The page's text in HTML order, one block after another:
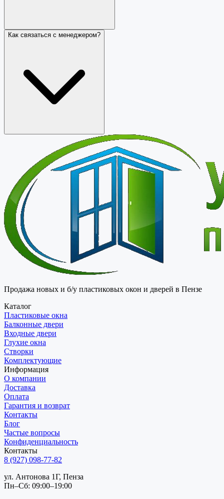
Как связаться с менеджером?
Продажа новых и б/у пластиковых окон и дверей в Пензе
Каталог
Пластиковые окна
Балконные двери
Входные двери
Глухие окна
Створки
Комплектующие
Информация
О компании
Доставка
Оплата
Гарантия и возврат
Контакты
Блог
Частые вопросы
Конфиденциальность
Контакты
8 (927) 098-77-82
ул. Антонова 1Г, Пенза
Пн–Сб: 09:00–19:00